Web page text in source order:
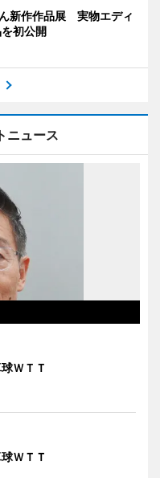
新作作品展 実物エディ
初公開
ニュース
ＷＴＴ
ＷＴＴ